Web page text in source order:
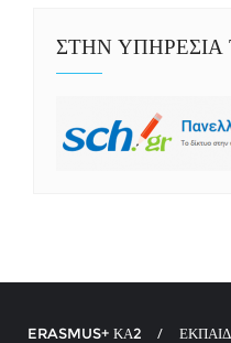
ΣΤΗΝ ΥΠΗΡΕΣΙΑ
ERASMUS+ ΚΑ2